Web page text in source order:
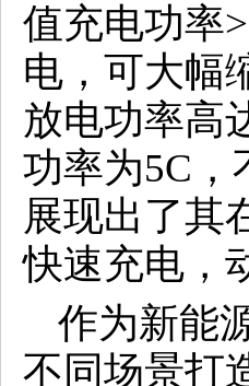
值充电功率
电，可大幅
放电功率高
功率为5C，
展现出了其
快速充电，
作为新能
不同场景打